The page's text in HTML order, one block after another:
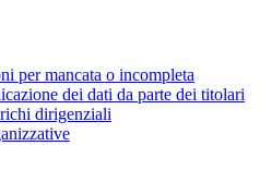
per mancata o incompleta
dei dati da parte dei titolari
dirigenziali